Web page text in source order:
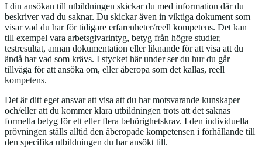
I din ansökan till utbildningen skickar du med information där du
beskriver vad du saknar. Du skickar även in viktiga dokument som
visar vad du har för tidigare erfarenheter/reell kompetens. Det kan
till exempel vara arbetsgivarintyg, betyg från högre studier,
testresultat, annan dokumentation eller liknande för att visa att du
ändå har vad som krävs. I stycket här under ser du hur du går
tillväga för att ansöka om, eller åberopa som det kallas, reell
kompetens.
Det är ditt eget ansvar att visa att du har motsvarande kunskaper
och/eller att du kommer klara utbildningen trots att det saknas
formella betyg för ett eller flera behörighetskrav. I den individuella
prövningen ställs alltid den åberopade kompetensen i förhållande till
den specifika utbildningen du har ansökt till.